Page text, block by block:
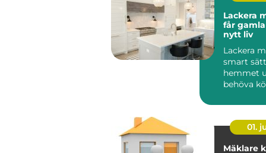
Lackera
får
nytt liv
Lackera
smart
hemmet
behöva
01.
Mäklare